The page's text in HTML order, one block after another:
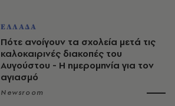
ΕΛΛΑΔΑ
Πότε ανοίγουν τα σχολεία μετά τις
καλοκαιρινές διακοπές του
Αυγούστου - Η ημερομηνία για τον
αγιασμό
Newsroom